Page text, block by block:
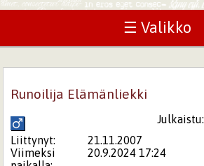
☰ Valikko
Runoilija Elämänliekki
Julkaistu:
Liittynyt:
21.11.2007
Viimeksi
20.9.2024 17:24